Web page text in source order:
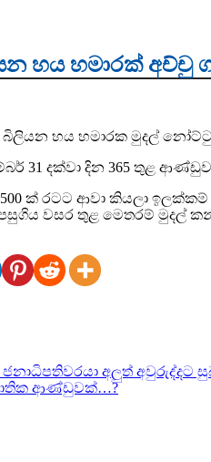
හය හමාරක්
බිලියන හය හමාරක මුදල්
31 දක්වා දින 365 තුළ
ක් රටට ආවා කියලා
වසර තුළ මෙතරම් මුදල්
අලුත් අවුරුද්දට
ආණ්ඩුවක්…?